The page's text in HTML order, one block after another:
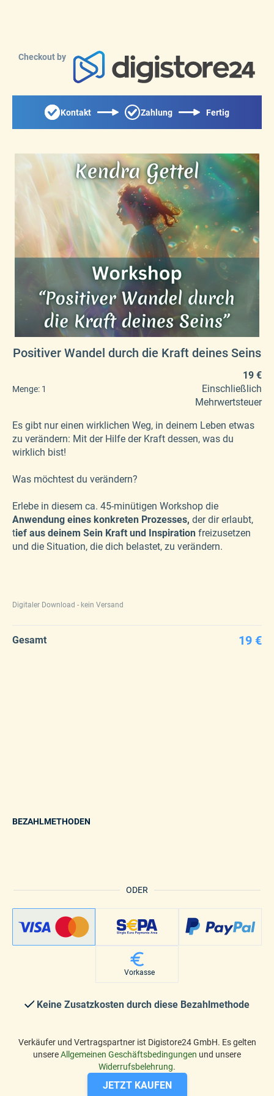
Checkout by
Kontakt Zahlung Fertig
Positiver Wandel durch die Kraft deines Seins
Menge: 1
19 €
Einschließlich
Mehrwertsteuer
Es gibt nur einen wirklichen Weg, in deinem Leben etwas
zu verändern: Mit der Hilfe der Kraft dessen, was du
wirklich bist!
Was möchtest du verändern?
Erlebe in diesem ca. 45-minütigen Workshop die
Anwendung eines konkreten Prozesses, der dir erlaubt,
tief aus deinem Sein Kraft und Inspiration freizusetzen
und die Situation, die dich belastet, zu verändern.
Digitaler Download - kein Versand
Gesamt 19 €
ODER
BEZAHLMETHODEN
Vorkasse
Keine Zusatzkosten durch diese Bezahlmethode
Verkäufer und Vertragspartner ist Digistore24 GmbH. Es gelten
unsereAllgemeinen Geschäftsbedingungen und unsere
Widerrufsbelehrung.
JETZT KAUFEN